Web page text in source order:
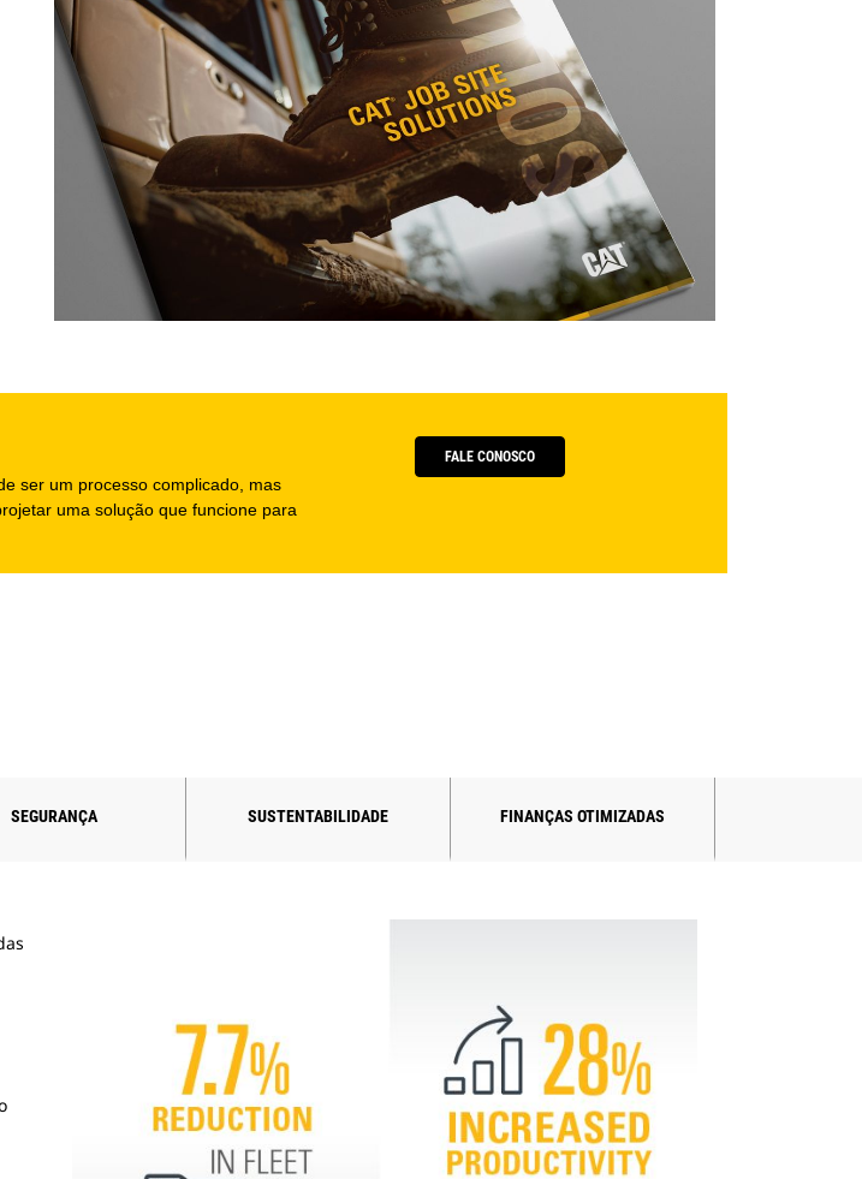
ser um processo complicado, mas
uma solução que funcione para
FALE CONOSCO
SEGURANÇA SUSTENTABILIDADE FINANÇAS OTIMIZADAS